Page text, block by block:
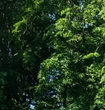
Skip
to
content